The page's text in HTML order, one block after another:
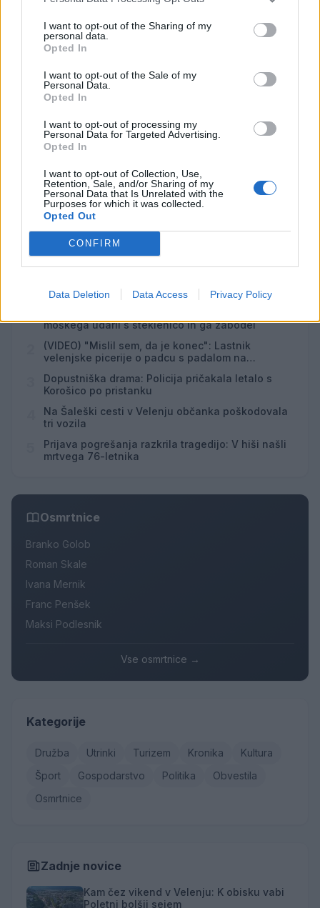
I want to opt-out of the Sharing of my
personal data.
Opted In
I want to opt-out of the Sale of my
Personal Data.
Opted In
I want to opt-out of processing my
Personal Data for Targeted Advertising.
Opted In
I want to opt-out of Collection, Use,
Retention, Sale, and/or Sharing of my
Personal Data that Is Unrelated with the
Purposes for which it was collected.
Opted Out
CONFIRM
Data Deletion Data Access Privacy Policy
Prihajajoči dogodki
AVG Pesem kita grbavca
AVG
7
Smrt Robina Hooda
20:30
AVG
7
Aktivne poletne počitnice z ustvarjalci Studia
Spin
08:00
AVG
7
Večer pesmi Đorđa Balaševića
20:00
1
moškega udaril s steklenico in ga zabodel
(VIDEO) "Mislil sem, da je konec": Lastnik
velenjske picerije o padcu s padalom na
Dopustniška drama: Policija pričakala letalo s
Korošico po pristanku
Na Šaleški cesti v Velenju občanka poškodovala
tri vozila
Prijava pogrešanja razkrila tragedijo: V hiši našli
mrtvega 76-letnika
Osmrtnice
Branko Golob
Roman Skale
Ivana Mernik
Franc Penšek
Maksi Podlesnik
Vse osmrtnice →
Kategorije
Družba Utrinki Turizem Kronika
Kultura
Šport
Gospodarstvo Politika
Obvestila
Osmrtnice
Zadnje novice
Kam čez vikend v Velenju: K obisku vabi
Poletni bolšji sejem